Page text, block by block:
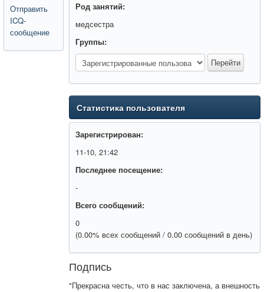
Отправить
ICQ-
сообщение
Род занятий:
медсестра
Группы:
Статистика пользователя
Зарегистрирован:
11-10, 21:42
Последнее посещение:
-
Всего сообщений:
0
(0.00% всех сообщений / 0.00 сообщений в день)
Подпись
"Прекрасна честь, что в нас заключена, а внешность